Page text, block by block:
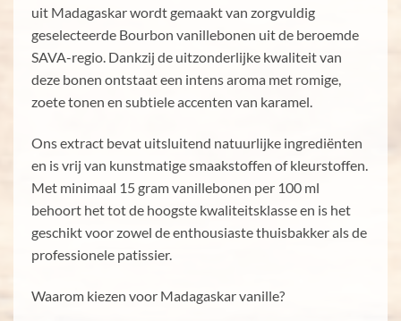
uit Madagaskar wordt gemaakt van zorgvuldig
geselecteerde Bourbon vanillebonen uit de beroemde
SAVA-regio. Dankzij de uitzonderlijke kwaliteit van
deze bonen ontstaat een intens aroma met romige,
zoete tonen en subtiele accenten van karamel.
Ons extract bevat uitsluitend natuurlijke ingrediënten
en is vrij van kunstmatige smaakstoffen of kleurstoffen.
Met minimaal 15 gram vanillebonen per 100 ml
behoort het tot de hoogste kwaliteitsklasse en is het
geschikt voor zowel de enthousiaste thuisbakker als de
professionele patissier.
Waarom kiezen voor Madagaskar vanille?